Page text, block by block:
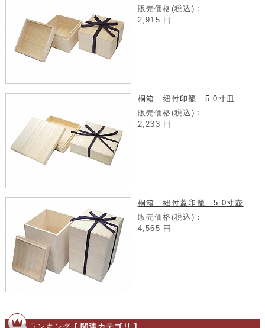
販売価格(税込)：
2,915 円
桐箱 紐付印籠 5.0寸皿
販売価格(税込)：
2,233 円
桐箱 紐付蓋印籠 5.0寸壺
販売価格(税込)：
4,565 円